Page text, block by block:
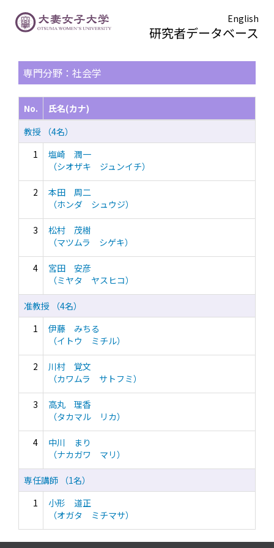
English
研究者データベース
専門分野：社会学
No.
氏名(カナ)
教授 （4名）
1
塩崎 潤一
（シオザキ ジュンイチ）
2
本田 周二
（ホンダ シュウジ）
3
松村 茂樹
（マツムラ シゲキ）
4
宮田 安彦
（ミヤタ ヤスヒコ）
准教授 （4名）
1
伊藤 みちる
（イトウ ミチル）
2
川村 覚文
（カワムラ サトフミ）
3
高丸 理香
（タカマル リカ）
4
中川 まり
（ナカガワ マリ）
専任講師 （1名）
1
小形 道正
（オガタ ミチマサ）